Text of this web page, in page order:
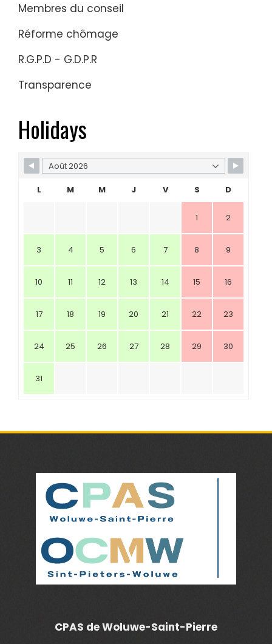
Membres du conseil
Réforme chômage
R.G.P.D - G.D.P.R
Transparence
Holidays
L M M J V S D
1 2
3 4 5 6 7 8 9
10 11 12 13 14 15 16
17 18 19 20 21 22 23
24 25 26 27 28 29 30
31
CPAS de Woluwe-Saint-Pierre